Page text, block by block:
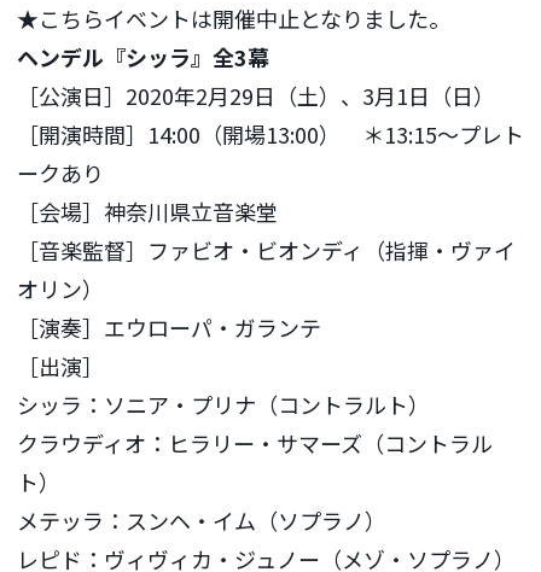
★こちらイベントは開催中止となりました。
ヘンデル『シッラ』全3幕
［公演日］2020年2月29日（土）、3月1日（日）
［開演時間］14:00（開場13:00） ＊13:15〜プレト
ークあり
［会場］神奈川県立音楽堂
［音楽監督］ファビオ・ビオンディ（指揮・ヴァイ
オリン）
［演奏］エウローパ・ガランテ
［出演］
シッラ：ソニア・プリナ（コントラルト）
クラウディオ：ヒラリー・サマーズ（コントラル
ト）
メテッラ：スンヘ・イム（ソプラノ）
レピド：ヴィヴィカ・ジュノー（メゾ・ソプラノ）